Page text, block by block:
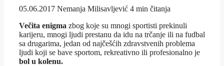
05.06.2017 Nemanja Milisavljević 4 min čitanja
Večita enigma zbog koje su mnogi sportisti prekinuli
karijeru, mnogi ljudi prestanu da idu na trčanje ili na fudbal
sa drugarima, jedan od najčešćih zdravstvenih problema
ljudi koji se bave sportom, rekreativno ili profesionalno je
bol u kolenu.